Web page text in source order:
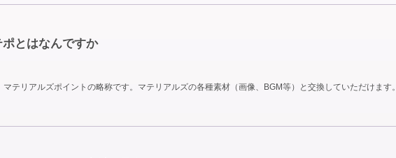
ポとはなんですか
マテリアルズポイントの略称です。マテリアルズの各種素材（画像、BGM等）と交換していただけます。